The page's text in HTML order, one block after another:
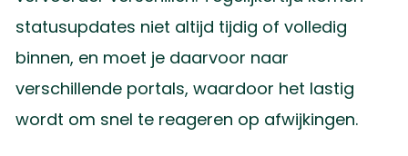
statusupdates niet altijd tijdig of volledig
binnen, en moet je daarvoor naar
verschillende portals, waardoor het lastig
wordt om snel te reageren op afwijkingen.